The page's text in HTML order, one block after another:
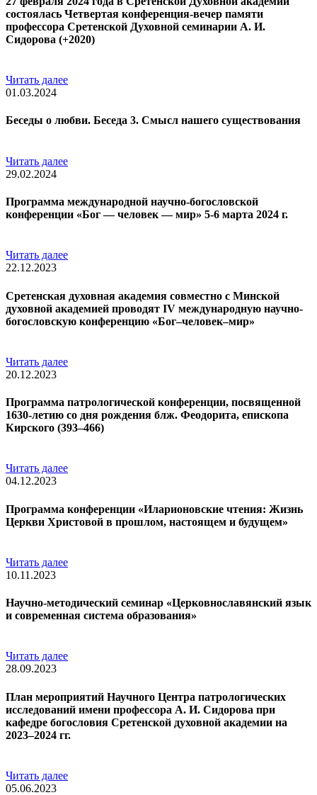
состоялась Четвертая конференция-вечер памяти
профессора Сретенской Духовной семинарии А. И.
Сидорова (+2020)
Читать далее
01.03.2024
Беседы о любви. Беседа 3. Смысл нашего существования
Читать далее
29.02.2024
Программа международной научно-богословской
конференции «Бог — человек — мир» 5-6 марта 2024 г.
Читать далее
22.12.2023
Сретенская духовная академия совместно с Минской
духовной академией проводят IV международную научно-
богословскую конференцию «Бог–человек–мир»
Читать далее
20.12.2023
Программа патрологической конференции, посвященной
1630-летию со дня рождения блж. Феодорита, епископа
Кирского (393–466)
Читать далее
04.12.2023
Программа конференции «Иларионовские чтения: Жизнь
Церкви Христовой в прошлом, настоящем и будущем»
Читать далее
10.11.2023
Научно-методический семинар «Церковнославянский язык
и современная система образования»
Читать далее
28.09.2023
План мероприятий Научного Центра патрологических
исследований имени профессора А. И. Сидорова при
кафедре богословия Сретенской духовной академии на
2023–2024 гг.
Читать далее
05.06.2023